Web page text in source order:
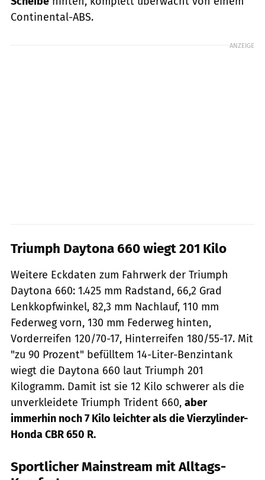
Continental-ABS.
ANZEIGE
Triumph Daytona 660 wiegt 201 Kilo
Weitere Eckdaten zum Fahrwerk der Triumph
Daytona 660: 1.425 mm Radstand, 66,2 Grad
Lenkkopfwinkel, 82,3 mm Nachlauf, 110 mm
Federweg vorn, 130 mm Federweg hinten,
Vorderreifen 120/70-17, Hinterreifen 180/55-17. Mit
"zu 90 Prozent" befülltem 14-Liter-Benzintank
wiegt die Daytona 660 laut Triumph 201
Kilogramm. Damit ist sie 12 Kilo schwerer als die
unverkleidete Triumph Trident 660, aber
immerhin noch 7 Kilo leichter als die Vierzylinder-
Honda CBR 650 R.
Sportlicher Mainstream mit Alltags-